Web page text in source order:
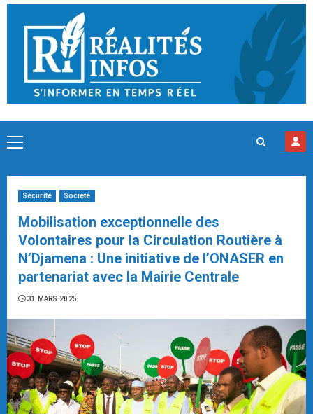
Skip
content
Primary
Sécurité Société
Mobilisation exceptionnelle des
Volontaires pour la Circulation Routière à
N’Djamena : Une initiative de l’ONASER en
partenariat avec la Mairie Centrale
31 MARS 2025